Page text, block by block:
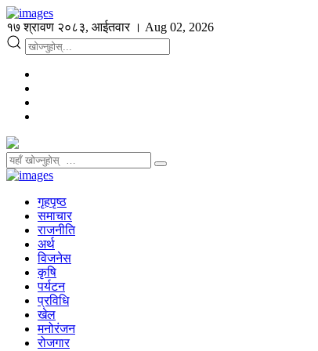
१७ श्रावण २०८३, आईतवार । Aug 02, 2026
गृहपृष्ठ
समाचार
राजनीति
अर्थ
विजनेस
कृषि
पर्यटन
प्रविधि
खेल
मनोरंजन
रोजगार